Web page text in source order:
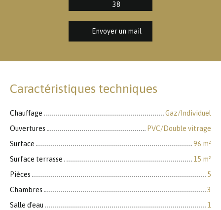
38
Envoyer un mail
Caractéristiques techniques
Chauffage
Gaz/Individuel
Ouvertures
PVC/Double vitrage
Surface
96 m²
Surface terrasse
15 m²
Pièces
5
Chambres
3
Salle d'eau
1